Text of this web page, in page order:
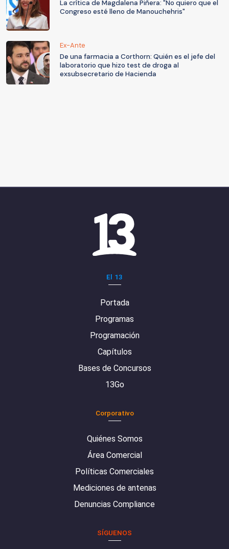
La crítica de Magdalena Piñera: "No quiero que el
Congreso esté lleno de Manouchehris"
Ex-Ante
De una farmacia a Corthorn: Quién es el jefe del
laboratorio que hizo test de droga al
exsubsecretario de Hacienda
El 13
Portada
Programas
Programación
Capítulos
Bases de Concursos
13Go
Corporativo
Quiénes Somos
Área Comercial
Políticas Comerciales
Mediciones de antenas
Denuncias Compliance
SÍGUENOS